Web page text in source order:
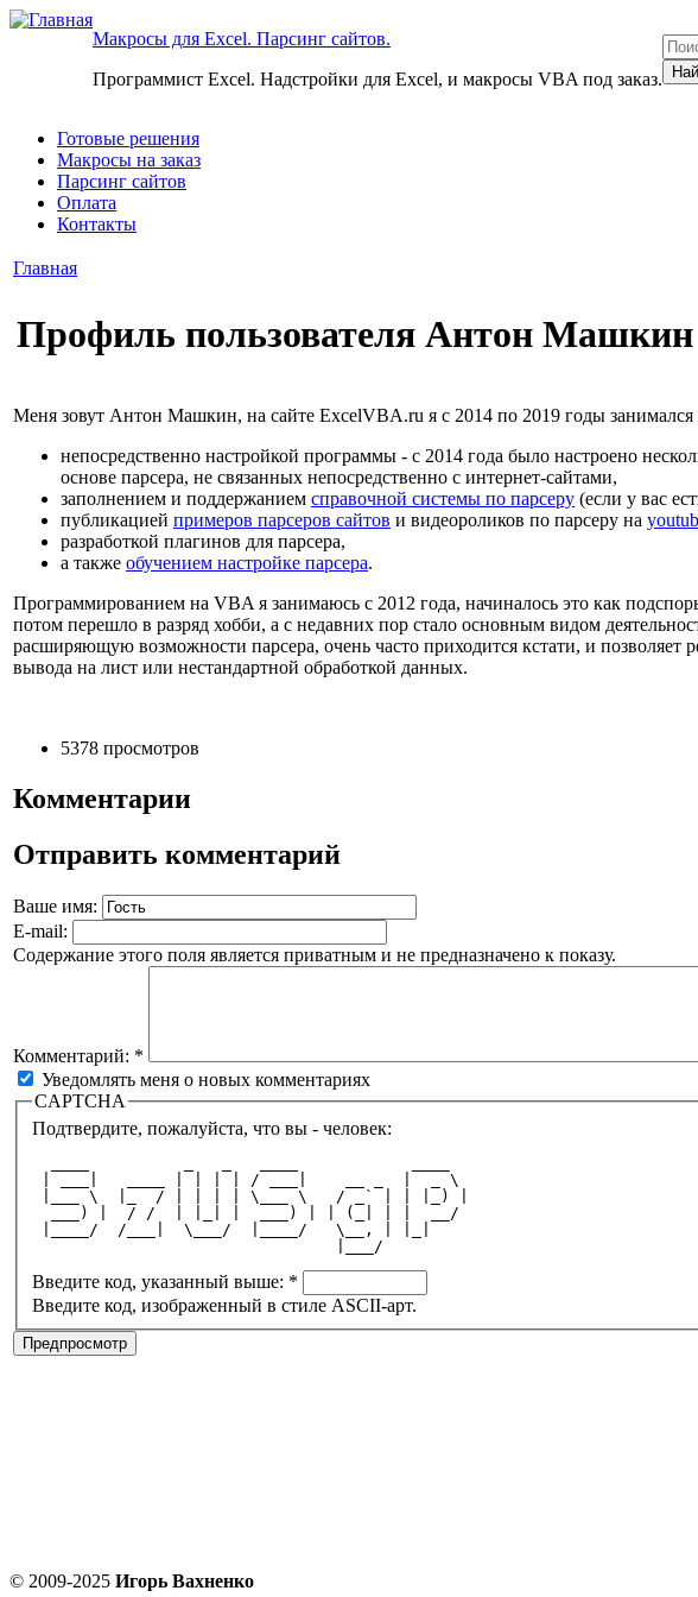
Макросы для Excel. Парсинг сайтов.
Программист Excel. Надстройки для Excel, и макросы VBA под заказ.
Готовые решения
Макросы на заказ
Парсинг сайтов
Оплата
Контакты
Главная
Профиль пользователя Антон Машкин
Меня зовут Антон Машкин, на сайте ExcelVBA.ru я с 2014 по 2019 годы занимался
непосредственно настройкой программы - с 2014 года было настроено
основе парсера, не связанных непосредственно с интернет-сайтами,
заполнением и поддержанием справочной системы по парсеру (если у вас
публикацией примеров парсеров сайтов и видеороликов по парсеру на
разработкой плагинов для парсера,
а также обучением настройке парсера.
Программированием на VBA я занимаюсь с 2012 года, начиналось это как
потом перешло в разряд хобби, а с недавних пор стало основным видом
расширяющую возможности парсера, очень часто приходится кстати, и
вывода на лист или нестандартной обработкой данных.
5378 просмотров
Комментарии
Отправить комментарий
Ваше имя:
E-mail:
Содержание этого поля является приватным и не предназначено к показу.
Комментарий: *
Уведомлять меня о новых комментариях
CAPTCHA
Подтвердите, пожалуйста, что вы - человек:
| ___|   ____ | | | | / ___|    __ _  |  _ \
|___ \  |_  / | | | | \___ \   / _` | | |_) |
  ___) |  / /  | |_| |  ___) | | (_| | |  __/
|____/  /___|  \___/  |____/   \__, | |_|
                                |___/
Введите код, указанный выше: *
Введите код, изображенный в стиле ASCII-арт.
© 2009-2025 Игорь Вахненко